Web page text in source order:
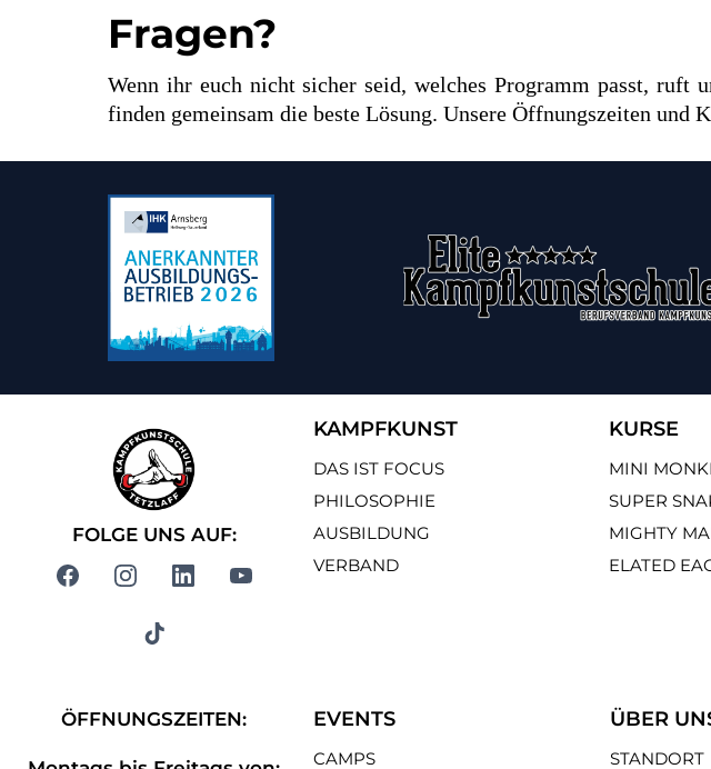
Fragen?
Wenn ihr euch nicht sicher seid, welches Programm passt, ruft
finden gemeinsam die beste Lösung. Unsere Öffnungszeiten
FOLGE UNS AUF:
KAMPFKUNST
DAS IST FOCUS
PHILOSOPHIE
AUSBILDUNG
VERBAND
KURSE
MINI
SUPER
MIGHTY
ELATED
ÖFFNUNGSZEITEN: EVENTS
CAMPS
ÜBER
STANDORT